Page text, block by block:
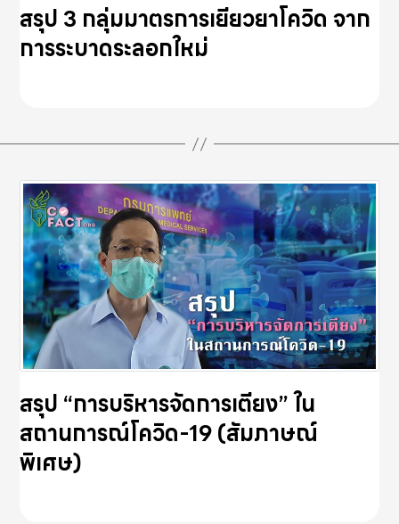
สรุป 3 กลุ่มมาตรการเยียวยาโควิด จาก
การระบาดระลอกใหม่
สรุป “การบริหารจัดการเตียง” ใน
สถานการณ์โควิด-19 (สัมภาษณ์
พิเศษ)